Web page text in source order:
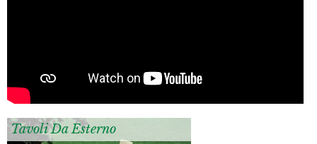
Tavoli Da Esterno